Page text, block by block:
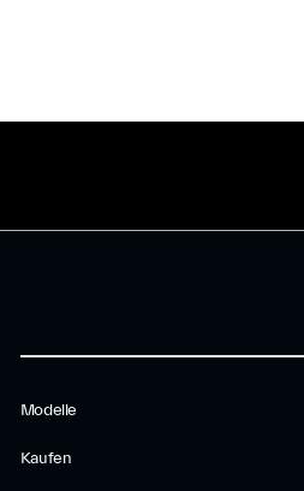
Modelle
Kaufen